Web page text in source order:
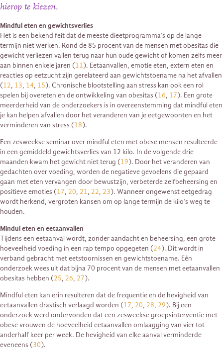
hierop te kiezen.
Mindful eten en gewichtsverlies
Het is een bekend feit dat de meeste dieetprogramma’s op de lange
termijn niet werken. Rond de 85 procent van de mensen met obesitas die
gewicht verliezen vallen terug naar hun oude gewicht of komen zelfs meer
aan binnen enkele jaren (11). Eetaanvallen, emotie eten, extern eten en
reacties op eetzucht zijn gerelateerd aan gewichtstoename na het afvallen
(12, 13, 14, 15). Chronische blootstelling aan stress kan ook een rol
spelen bij overeten en de ontwikkeling van obesitas (16, 17). Een grote
meerderheid van de onderzoekers is in overeenstemming dat mindful eten
je kan helpen afvallen door het veranderen van je eetgewoonten en het
verminderen van stress (18).
Een zesweekse seminar over mindful eten met obese mensen resulteerde
in een gemiddeld gewichtsverlies van 12 kilo. In de volgende drie
maanden kwam het gewicht niet terug (19). Door het veranderen van
gedachten over voeding, worden de negatieve gevoelens die gepaard
gaan met eten vervangen door bewustzijn, verbeterde zelfbeheersing en
positieve emoties (17, 20, 21, 22, 23). Wanneer ongewenst eetgedrag
wordt herkend, vergroten kansen om op lange termijn de kilo’s weg te
houden.
Mindul eten en eetaanvallen
Tijdens een eetaanval wordt, zonder aandacht en beheersing, een grote
hoeveelheid voeding in een rap tempo opgegeten (24). Dit wordt in
verband gebracht met eetstoornissen en gewichtstoename. Eén
onderzoek wees uit dat bijna 70 procent van de mensen met eetaanvallen
obesitas hebben (25, 26, 27).
Mindful eten kan erin resulteren dat de frequentie en de hevigheid van
eetaanvallen drastisch verlaagd worden (17, 20, 28, 29). Bij een
onderzoek werd ondervonden dat een zesweekse groepsinterventie met
obese vrouwen de hoeveelheid eetaanvallen omlaagging van vier tot
anderhalf keer per week. De hevigheid van elke aanval verminderde
eveneens (30).